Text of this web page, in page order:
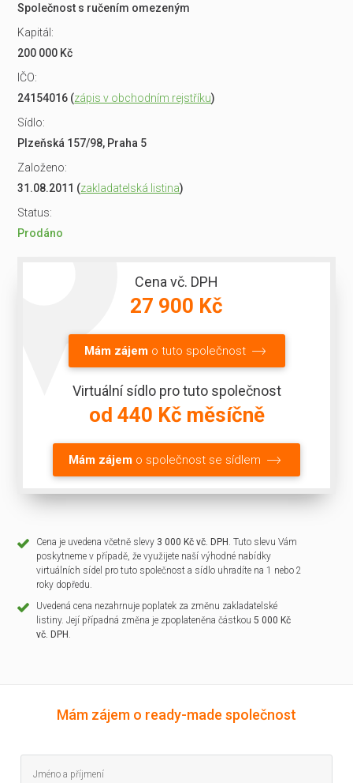
Společnost s ručením omezeným
Kapitál:
200 000 Kč
IČO:
24154016 (zápis v obchodním rejstříku)
Sídlo:
Plzeňská 157/98, Praha 5
Založeno:
31.08.2011 (zakladatelská listina)
Status:
Prodáno
Cena vč. DPH
27 900 Kč
Mám zájemo tuto společnost
Virtuální sídlo pro tuto společnost
od 440 Kč měsíčně
Mám zájem o společnost se sídlem
Cena je uvedena včetně slevy 3 000 Kč vč. DPH . Tuto slevu Vám
poskytneme v případě, že využijete naší výhodné nabídky
virtuálních sídel pro tuto společnost a sídlo uhradíte na 1 nebo 2
roky dopředu.
Uvedená cena nezahrnuje poplatek za změnu zakladatelské
listiny. Její případná změna je zpoplateněna částkou5 000 Kč
vč. DPH .
Mám zájem o ready-made společnost